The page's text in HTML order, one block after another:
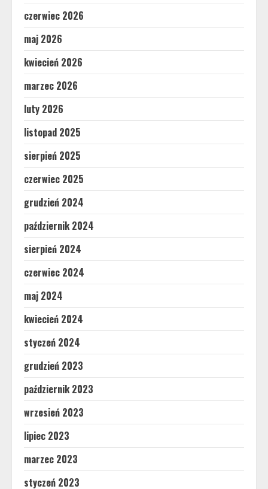
czerwiec 2026
maj 2026
kwiecień 2026
marzec 2026
luty 2026
listopad 2025
sierpień 2025
czerwiec 2025
grudzień 2024
październik 2024
sierpień 2024
czerwiec 2024
maj 2024
kwiecień 2024
styczeń 2024
grudzień 2023
październik 2023
wrzesień 2023
lipiec 2023
marzec 2023
styczeń 2023